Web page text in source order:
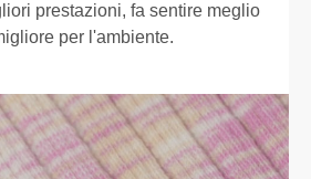
prestazioni, fa sentire meglio
per l'ambiente.